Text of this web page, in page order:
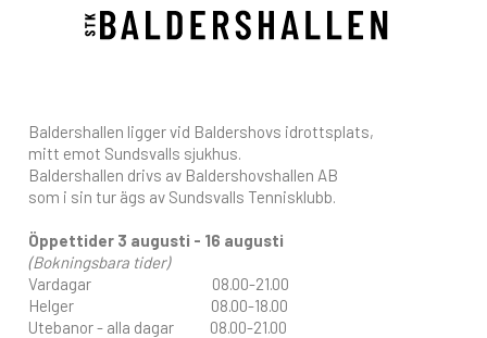
Baldershallen ligger vid Baldershovs idrottsplats,
mitt emot Sundsvalls sjukhus.
Baldershallen drivs av Baldershovshallen AB
som i sin tur ägs av Sundsvalls Tennisklubb.
Öppettider 3 augusti - 16 augusti
(Bokningsbara tider)
Vardagar 08.00-21.00
Helger 08.00-18.00
Utebanor - alla dagar 08.00-21.00